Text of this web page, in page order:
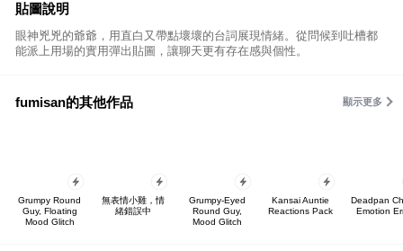
貼圖說明
眼神兇兇的爺爺，用直白又帶點壞壞的台詞展現情緒。從問候到吐槽都
能派上用場的實用彈出貼圖，讓聊天更有存在感與個性。
fumisan的其他作品 顯示更多
Grumpy Round
Guy, Floating
Mood Glitch
無表情小雞，情
緒錯誤中
Grumpy-Eyed
Round Guy,
Mood Glitch
Kansai Auntie
Reactions Pack
Deadpan
Emotion